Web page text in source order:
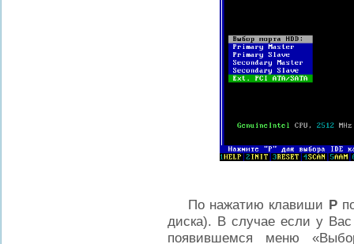
По нажатию клавиши P
диска). В случае если у
появившемся меню